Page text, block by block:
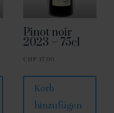
Pinot noir
2023 – 75cl
CHF 17.00
Korb
hinzufügen